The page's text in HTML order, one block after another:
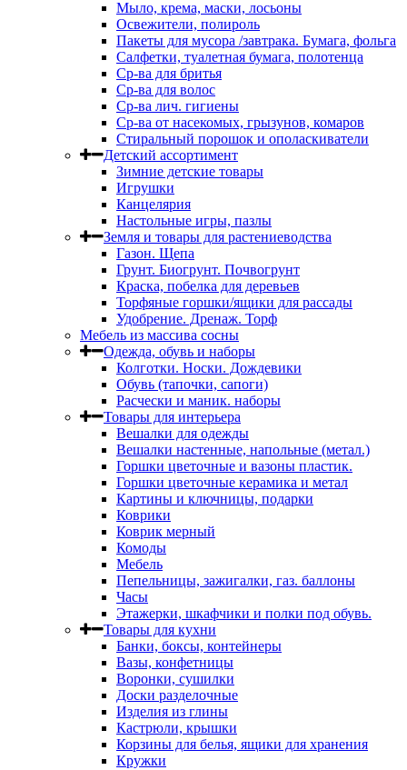
Мыло, крема, маски, лосьоны
Освежители, полироль
Пакеты для мусора /завтрака. Бумага, фольга
Салфетки, туалетная бумага, полотенца
Ср-ва для бритья
Ср-ва для волос
Ср-ва лич. гигиены
Ср-ва от насекомых, грызунов, комаров
Стиральный порошок и ополаскиватели
Детский ассортимент
Зимние детские товары
Игрушки
Канцелярия
Настольные игры, пазлы
Земля и товары для растениеводства
Газон. Щепа
Грунт. Биогрунт. Почвогрунт
Краска, побелка для деревьев
Торфяные горшки/ящики для рассады
Удобрение. Дренаж. Торф
Мебель из массива сосны
Одежда, обувь и наборы
Колготки. Носки. Дождевики
Обувь (тапочки, сапоги)
Расчески и маник. наборы
Товары для интерьера
Вешалки для одежды
Вешалки настенные, напольные (метал.)
Горшки цветочные и вазоны пластик.
Горшки цветочные керамика и метал
Картины и ключницы, подарки
Коврики
Коврик мерный
Комоды
Мебель
Пепельницы, зажигалки, газ. баллоны
Часы
Этажерки, шкафчики и полки под обувь.
Товары для кухни
Банки, боксы, контейнеры
Вазы, конфетницы
Воронки, сушилки
Доски разделочные
Изделия из глины
Кастрюли, крышки
Корзины для белья, ящики для хранения
Кружки